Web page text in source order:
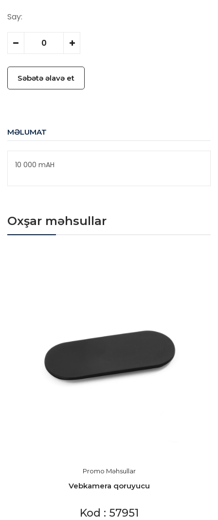
Say:
Səbətə əlavə et
MƏLUMAT
10 000 mAH
Oxşar məhsullar
Promo Məhsullar
Vebkamera qoruyucu
Kod : 57951